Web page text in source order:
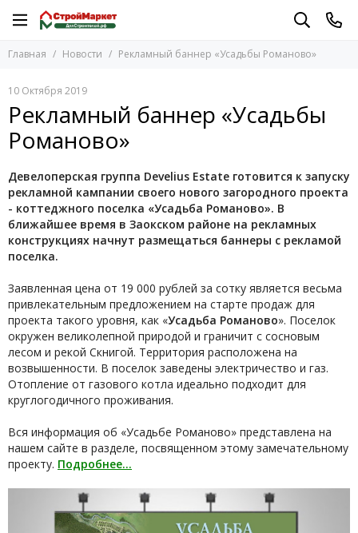
Главная Новости Рекламный баннер «Усадьбы Романово»
10 Октября 2019
Рекламный баннер «Усадьбы
Романово»
Девелоперская группа Develius Estate готовится к запуску
рекламной кампании своего нового загородного проекта
- коттеджного поселка «Усадьба Романово». В
ближайшее время в Заокском районе на рекламных
конструкциях начнут размещаться баннеры с рекламой
поселка.
Заявленная цена от 19 000 рублей за сотку является весьма
привлекательным предложением на старте продаж для
проекта такого уровня, как «Усадьба Романово». Поселок
окружен великолепной природой и граничит с сосновым
лесом и рекой Скнигой. Территория расположена на
возвышенности. В поселок заведены электричество и газ.
Отопление от газового котла идеально подходит для
круглогодичного проживания.
Вся информация об «Усадьбе Романово» представлена на
нашем сайте в разделе, посвященном этому замечательному
проекту. Подробнее…